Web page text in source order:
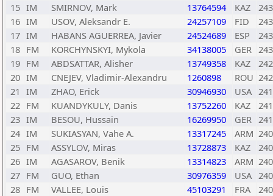
15 IM SMIRNOV, Mark 13764594 KAZ
16 IM USOV, Aleksandr E. 24257109 FID
17 IM HABANS AGUERREA, Javier 24524689 ESP
18 FM KORCHYNSKYI, Mykola 34138005 GER
19 FM ABDSATTAR, Alisher 13749358 KAZ
20 IM CNEJEV, Vladimir-Alexandru 1260898 ROU
21 IM ZHAO, Erick 30946930 USA
22 FM KUANDYKULY, Danis 13752260 KAZ
23 IM BESOU, Hussain 16269950 GER
24 IM SUKIASYAN, Vahe A. 13317245 ARM
25 FM ASSYLOV, Miras 13728873 KAZ
26 IM AGASAROV, Benik 13314823 ARM
27 FM GUO, Ethan 30976359 USA
28 FM VALLEE, Louis 45103291 FRA